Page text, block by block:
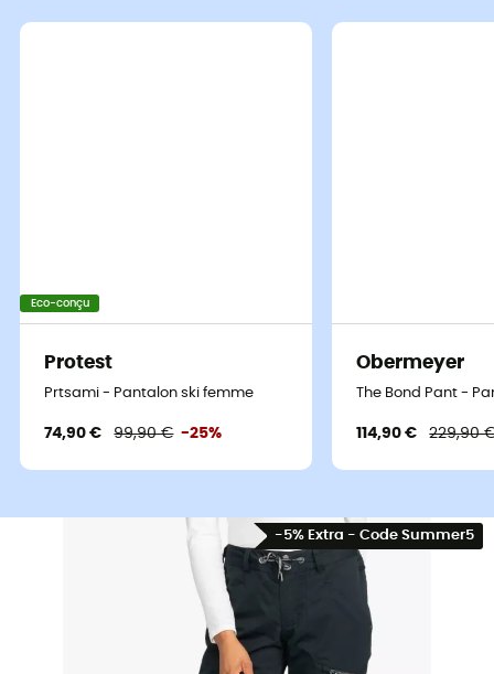
Eco-conçu
Protest
Prtsami - Pantalon ski femme
74,90 € 99,90 € -25%
Obermeyer
The Bond Pant -
114,90 € 229,90
-5% Extra - Code Summer5